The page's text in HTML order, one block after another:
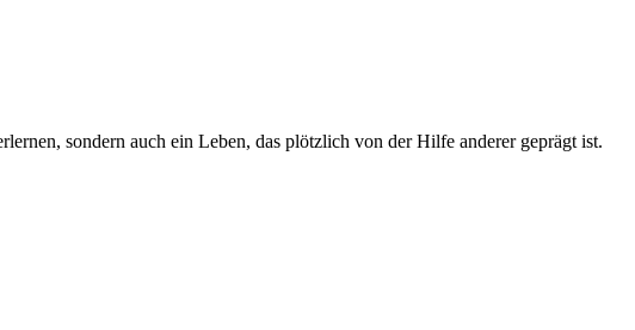
sondern auch ein Leben, das plötzlich von der Hilfe anderer geprägt ist.